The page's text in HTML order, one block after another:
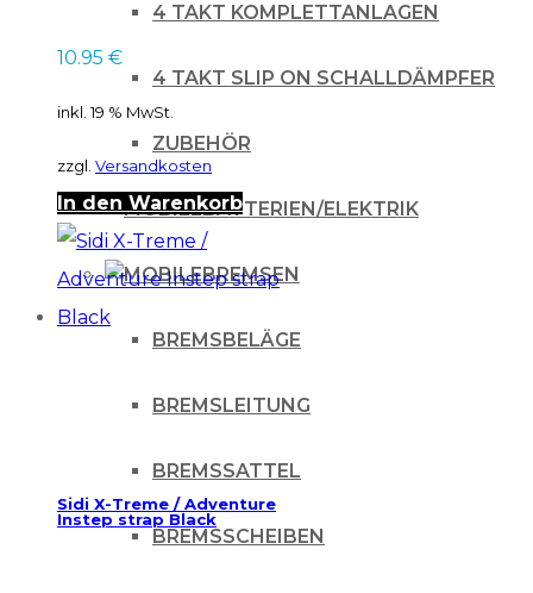
4 TAKT KOMPLETTANLAGEN
4 TAKT SLIP ON SCHALLDÄMPFER
ZUBEHÖR
BATTERIEN/ELEKTRIK
BREMSEN
BREMSBELÄGE
BREMSLEITUNG
BREMSSATTEL
BREMSSCHEIBEN
10.95 €
inkl. 19 % MwSt.
zzgl. Versandkosten
In den Warenkorb
Sidi X-Treme / Adventure
Instep strap Black